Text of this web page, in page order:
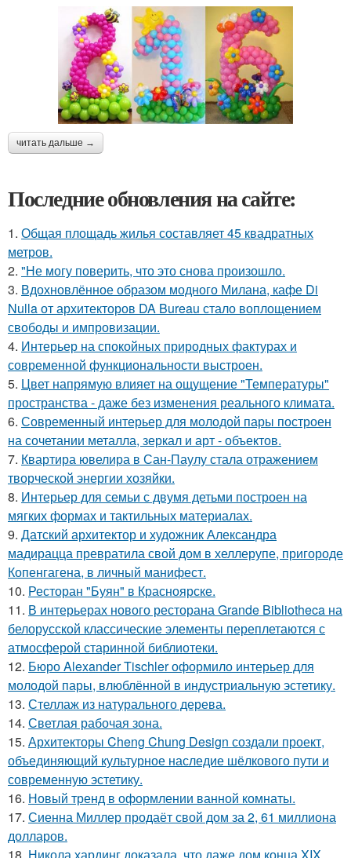
читать дальше →
Последние обновления на сайте:
1. Общая площадь жилья составляет 45 квадратных
метров.
2. "Не могу поверить, что это снова произошло.
3. Вдохновлённое образом модного Милана, кафе Di
Nulla от архитекторов DA Bureau стало воплощением
свободы и импровизации.
4. Интерьер на спокойных природных фактурах и
современной функциональности выстроен.
5. Цвет напрямую влияет на ощущение "Температуры"
пространства - даже без изменения реального климата.
6. Современный интерьер для молодой пары построен
на сочетании металла, зеркал и арт - объектов.
7. Квартира ювелира в Сан-Паулу стала отражением
творческой энергии хозяйки.
8. Интерьер для семьи с двумя детьми построен на
мягких формах и тактильных материалах.
9. Датский архитектор и художник Александра
мадирацца превратила свой дом в хеллерупе, пригороде
Копенгагена, в личный манифест.
10. Ресторан "Буян" в Красноярске.
11. В интерьерах нового ресторана Grande Bibliotheca на
белорусской классические элементы переплетаются с
атмосферой старинной библиотеки.
12. Бюро Alexander Tischler оформило интерьер для
молодой пары, влюблённой в индустриальную эстетику.
13. Стеллаж из натурального дерева.
14. Светлая рабочая зона.
15. Архитекторы Cheng Chung Design создали проект,
объединяющий культурное наследие шёлкового пути и
современную эстетику.
16. Новый тренд в оформлении ванной комнаты.
17. Сиенна Миллер продаёт свой дом за 2, 61 миллиона
долларов.